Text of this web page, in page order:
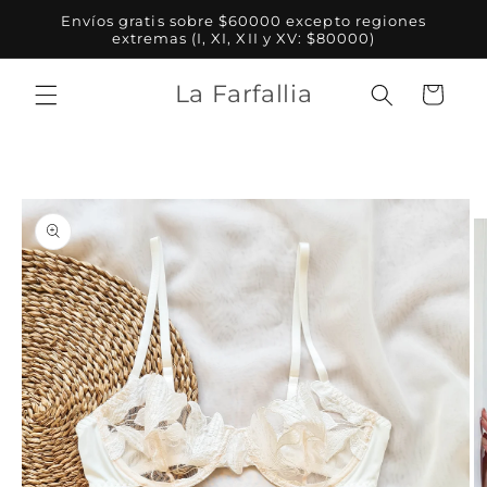
directamente
al contenido
Envíos gratis sobre $60000 excepto regiones
extremas (I, XI, XII y XV: $80000)
La Farfallia Carrito
a la
información
del producto